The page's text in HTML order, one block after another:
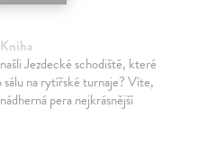
Jezdecké schodiště, které
sálu na rytířské turnaje? Víte,
pera nejkrásnější